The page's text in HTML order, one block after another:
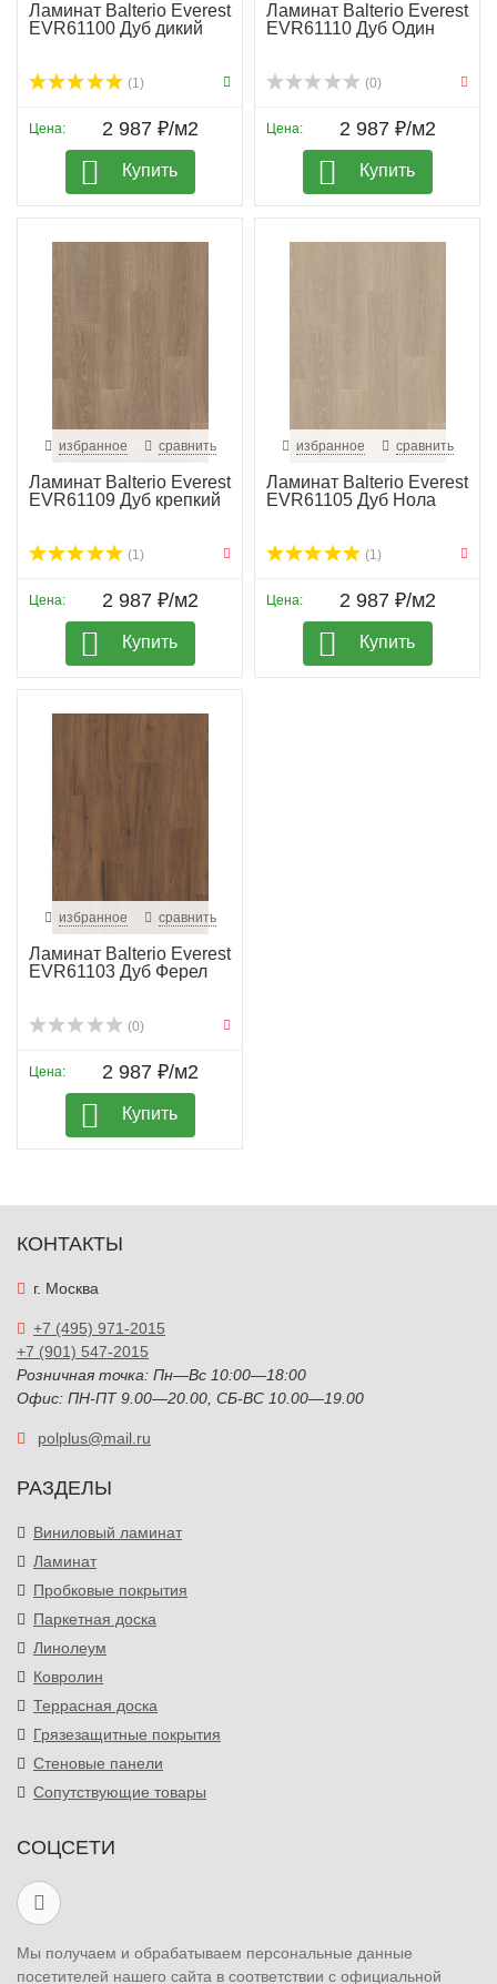
Ламинат Balterio Everest
EVR61100 Дуб дикий
(1)
Цена: 2 987 ₽/м2
Купить
Ламинат Balterio Everest
EVR61110 Дуб Один
(0)
Цена: 2 987 ₽/м2
Купить
избранное сравнить
Ламинат Balterio Everest
EVR61109 Дуб крепкий
(1)
Цена: 2 987 ₽/м2
Купить
избранное сравнить
Ламинат Balterio Everest
EVR61105 Дуб Нола
(1)
Цена: 2 987 ₽/м2
Купить
избранное сравнить
Ламинат Balterio Everest
EVR61103 Дуб Ферел
(0)
Цена: 2 987 ₽/м2
Купить
КОНТАКТЫ
г. Москва
+7 (495) 971-2015
+7 (901) 547-2015
Розничная точка: Пн—Вс 10:00—18:00
Офис: ПН-ПТ 9.00—20.00, СБ-ВС 10.00—19.00
polplus@mail.ru
РАЗДЕЛЫ
Виниловый ламинат
Ламинат
Пробковые покрытия
Паркетная доска
Линолеум
Ковролин
Террасная доска
Грязезащитные покрытия
Стеновые панели
Сопутствующие товары
СОЦСЕТИ
Мы получаем и обрабатываем персональные данные
посетителей нашего сайта в соответствии с официальной